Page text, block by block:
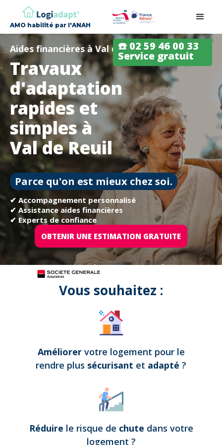
AMO habilité par l'ANAH
☎️ 02 59 46 00 33
Service gratuit
Aides financières à Val de Reuil
Travaux
d'adaptation
rapides et
simples à
Val de Reuil
Parce qu'on est mieux chez soi.
✔ Accompagnement personnalisé
✔ Assistance aides financières
✔ Experts de confiance
OBTENIR UNE ESTIMATION GRATUITE
Tous nos projets sont assurés par
Vous souhaitez :
Améliorer votre logement pour le
rendre plus sécurisant et adapté ?
Réduire le risque de chute dans votre
logement ?